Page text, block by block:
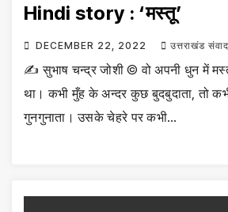
Hindi story : ‘मस्तू’
DECEMBER 22, 2022 उत्तराखंड
✍️ सुभाष चन्द्र जोशी © वो अपनी धुन में
था। कभी मुँह के अन्दर कुछ बुदबुदाता, तो
गुनगुनाता। उसके चेहरे पर कभी…